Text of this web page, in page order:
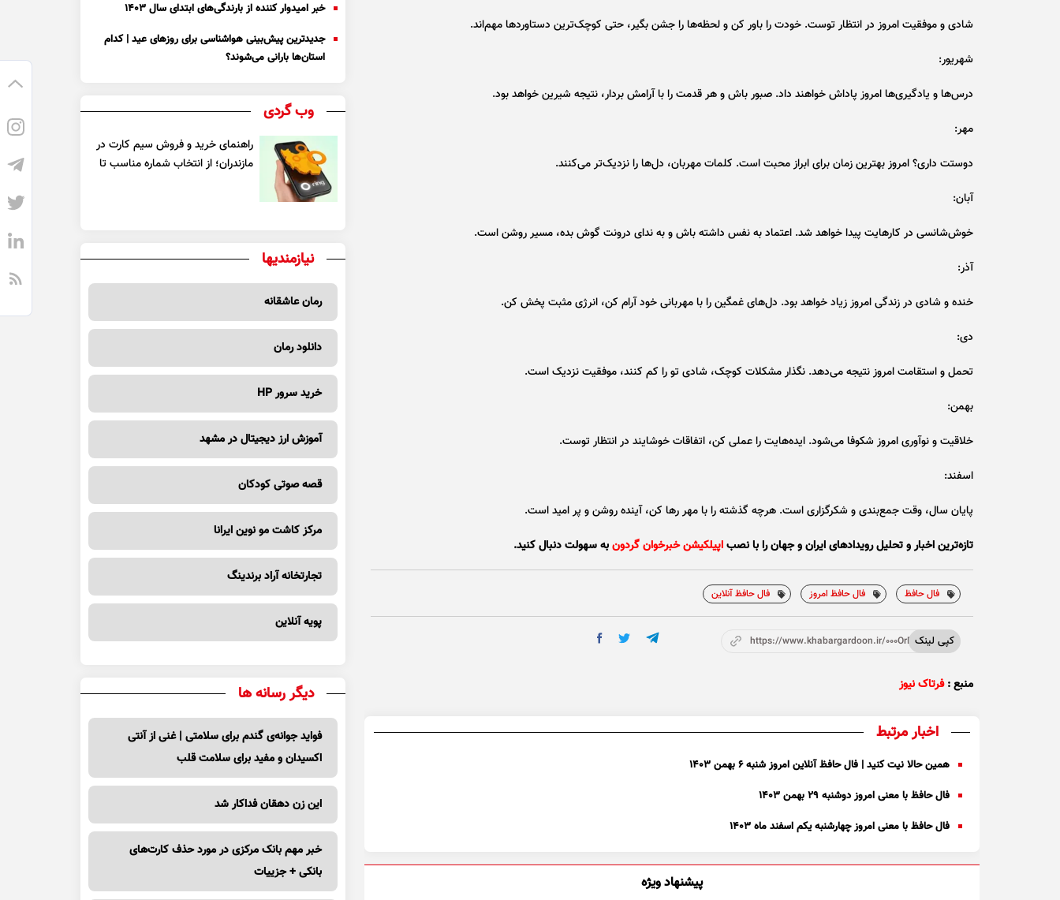
شادی و موفقیت امروز در انتظار توست. خودت را باور کن و لحظه‌ها را جشن بگیر، حتی کوچک‌ترین دستاورد‌ها مهم‌اند.
شهریور:
درس‌ها و یادگیری‌ها امروز پاداش خواهند داد. صبور باش و هر قدمت را با آرامش بردار، نتیجه شیرین خواهد بود.
مهر:
دوستت داری؟ امروز بهترین زمان برای ابراز محبت است. کلمات مهربان، دل‌ها را نزدیک‌تر می‌کنند.
آبان:
خوش‌شانسی در کارهایت پیدا خواهد شد. اعتماد به نفس داشته باش و به ندای درونت گوش بده، مسیر روشن است.
آذر:
خنده و شادی در زندگی امروز زیاد خواهد بود. دل‌های غمگین را با مهربانی خود آرام کن، انرژی مثبت پخش کن.
دی:
تحمل و استقامت امروز نتیجه می‌دهد. نگذار مشکلات کوچک، شادی تو را کم کنند، موفقیت نزدیک است.
بهمن:
خلاقیت و نوآوری امروز شکوفا می‌شود. ایده‌هایت را عملی کن، اتفاقات خوشایند در انتظار توست.
اسفند:
پایان سال، وقت جمع‌بندی و شکرگزاری است. هرچه گذشته را با مهر رها کن، آینده روشن و پر امید است.
تازه‌ترین اخبار و تحلیل‌ رویدادهای ایران و جهان را با نصباپیلکیشن خبرخوان گردونبه سهولت دنبال کنید.
فال حافظ فال حافظ امروز فال حافظ آنلاین
کپی لینک https://www.khabargardoon.ir/000OrD
منبع : فرتاک نیوز
اخبار مرتبط
همین حالا نیت کنید | فال حافظ آنلاین امروز شنبه ۶ بهمن ۱۴۰۳
فال حافظ با معنی امروز دوشنبه ۲۹ بهمن ۱۴۰۳
فال حافظ با معنی امروز چهارشنبه یکم اسفند ماه ۱۴۰۳
پیشنهاد ویژه
خبر امیدوار کننده از بارندگی‌های ابتدای سال ۱۴۰۳
جدیدترین پیش‌بینی هواشناسی برای روزهای عید | کدام
استان‌ها بارانی می‌شوند؟
وب گردی
راهنمای خرید و فروش سیم کارت در
مازندران؛ از انتخاب شماره مناسب تا
نیازمندیها
رمان عاشقانه
دانلود رمان
خرید سرور HP
آموزش ارز دیجیتال در مشهد
قصه صوتی کودکان
مرکز کاشت مو نوین ایرانا
تجارتخانه آراد برندینگ
پویه آنلاین
دیگر رسانه ها
فواید جوانه‌ی گندم برای سلامتی | غنی از آنتی
اکسیدان و مفید برای سلامت قلب
این زن دهقان فداکار شد
خبر مهم بانک مرکزی در مورد حذف کارت‌های
بانکی + جزییات